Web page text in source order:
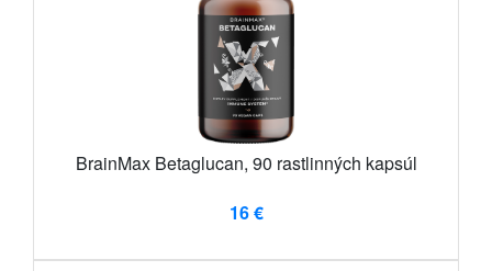
BrainMax Betaglucan, 90 rastlinných kapsúl
16 €